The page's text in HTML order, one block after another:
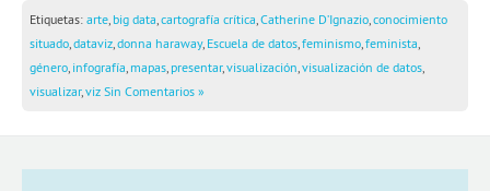
School of Data
Etiquetas: arte, big data,cartografía crítica,Catherine D’Ignazio,conocimiento
situado,dataviz,donna haraway, Escuela de datos,feminismo,feminista,
género, infografía, mapas, presentar,visualización,visualización de datos,
visualizar,viz Sin Comentarios »